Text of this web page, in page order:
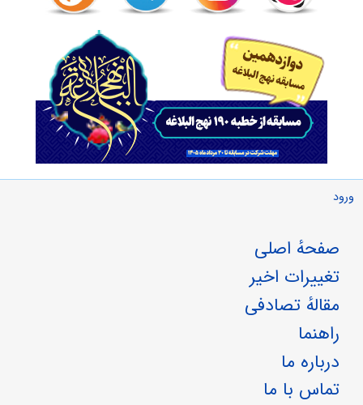
ورود
صفحهٔ اصلی
تغییرات اخیر
مقالهٔ تصادفی
راهنما
درباره ما
تماس با ما